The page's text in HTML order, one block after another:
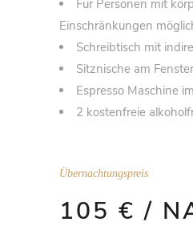
Für Personen mit
Einschränkungen
Schreibtisch mit
Sitznische am
Espresso Maschine
2 kostenfreie
Übernachtungspreis
105 € /